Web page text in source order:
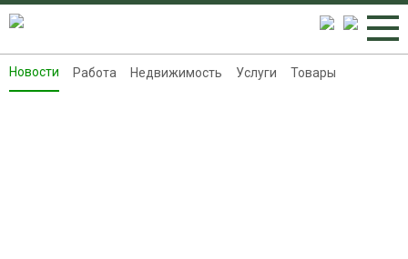
Новости
Новости Работа Недвижимость Услуги Товары